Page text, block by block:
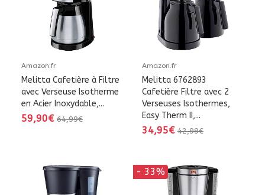
Amazon.fr
Melitta Cafetière à Filtre
avec Verseuse Isotherme
en Acier Inoxydable,...
59,90€ 64,99€
Amazon.fr
Melitta 6762893
Cafetière Filtre avec 2
Verseuses Isothermes,
Easy Therm II,...
34,95€ 42,99€
- 33%